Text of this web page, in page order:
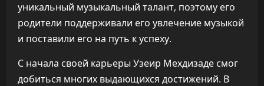
уникальный музыкальный талант, поэтому его
родители поддерживали его увлечение музыкой
и поставили его на путь к успеху.
С начала своей карьеры Узеир Мехдизаде смог
добиться многих выдающихся достижений. В